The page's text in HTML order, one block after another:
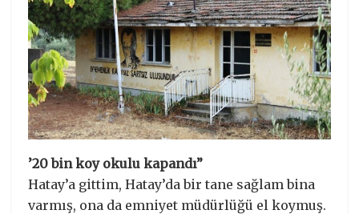
’20 bin koy okulu kapandı”
Hatay’a gittim, Hatay’da bir tane sağlam bina
varmış, ona da emniyet müdürlüğü el koymuş.